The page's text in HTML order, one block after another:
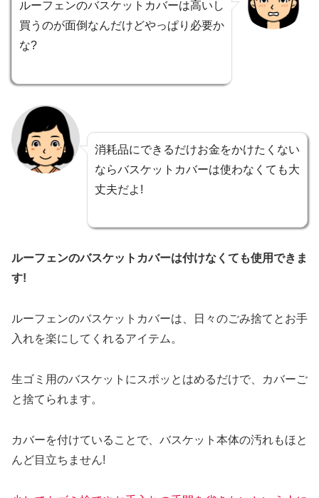
ルーフェンのバスケットカバーは高いし
買うのが面倒なんだけどやっぱり必要か
な?
消耗品にできるだけお金をかけたくない
ならバスケットカバーは使わなくても大
丈夫だよ!
ルーフェンのバスケットカバーは付けなくても使用できま
す!
ルーフェンのバスケットカバーは、日々のごみ捨てとお手
入れを楽にしてくれるアイテム。
生ゴミ用のバスケットにスポッとはめるだけで、カバーご
と捨てられます。
カバーを付けていることで、バスケット本体の汚れもほと
んど目立ちません!